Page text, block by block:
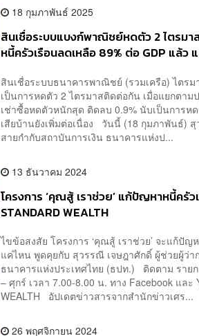
18 กุมภาพันธ์ 2025
สินเชื่อระบบแบงก์พาณิชย์หดตัว 2 ไตรมา
หนี้ครัวเรือนลดเหลือ 89% ต่อ GDP แล้ว
สินเชื่อระบบธนาคารพาณิชย์ (รวมเครือ) ไตรม
เป็นการหดตัว 2 ไตรมาสติดต่อกัน เมื่อแยกตา
เช่าซื้อหดตัวหนักสุด ติดลบ 0.9% นับเป็นการห
เสียบ้านยังเพิ่มต่อเนื่อง วันนี้ (18 กุมภาพันธ์)
สายกำกับสถาบันการเงิน ธนาคารแห่งป...
13 ธันวาคม 2024
โครงการ ‘คุณสู้ เราช่วย’ แก้ปัญหาหนี้ครัว
STANDARD WEALTH
ไขข้อสงสัย โครงการ ‘คุณสู้ เราช่วย’ จะแก้ปั
แค่ไหน พูดคุยกับ สุวรรณี เจษฎาศักดิ์ ผู้ช่วยผู้ว่า
ธนาคารแห่งประเทศไทย (ธปท.) ติดตาม ราย
– ศุกร์ เวลา 7.00-8.00 น. ทาง Facebook และ
WEALTH อัปเดตข่าวสารจากสำนักข่าวเศร...
26 พฤศจิกายน 2024